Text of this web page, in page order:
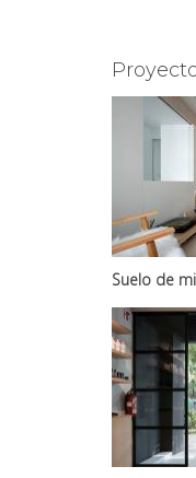
Suelo de